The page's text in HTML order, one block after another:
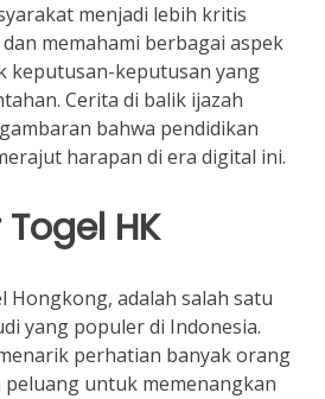
menjadi lebih kritis
memahami berbagai aspek
keputusan-keputusan yang
Cerita di balik ijazah
bahwa pendidikan
harapan di era digital ini.
HK
Hongkong, adalah salah satu
yang populer di Indonesia.
perhatian banyak orang
untuk memenangkan